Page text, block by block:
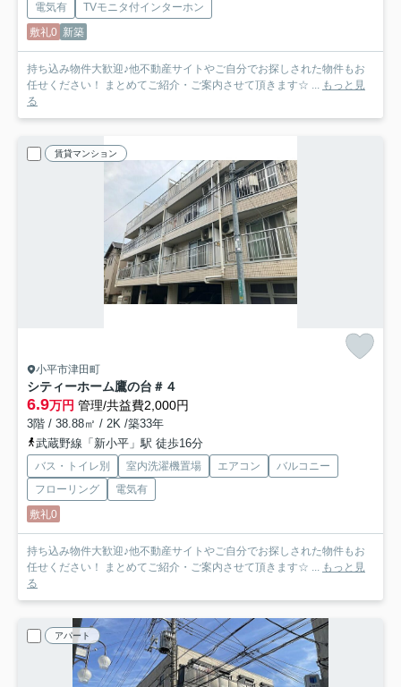
電気有
TVモニタ付インターホン
敷礼0 新築
持ち込み物件大歓迎♪他不動産サイトやご自分でお探しされた物件もお
任せください！ まとめてご紹介・ご案内させて頂きます☆ ... もっと見
る
賃貸マンション
小平市津田町
シティーホーム鷹の台＃４
6.9万円 管理/共益費2,000円
3階 / 38.88㎡ / 2K /築33年
武蔵野線「新小平」駅 徒歩16分
バス・トイレ別 室内洗濯機置場 エアコン
バルコニー
フローリング
電気有
敷礼0
持ち込み物件大歓迎♪他不動産サイトやご自分でお探しされた物件もお
任せください！ まとめてご紹介・ご案内させて頂きます☆ ... もっと見
る
アパート